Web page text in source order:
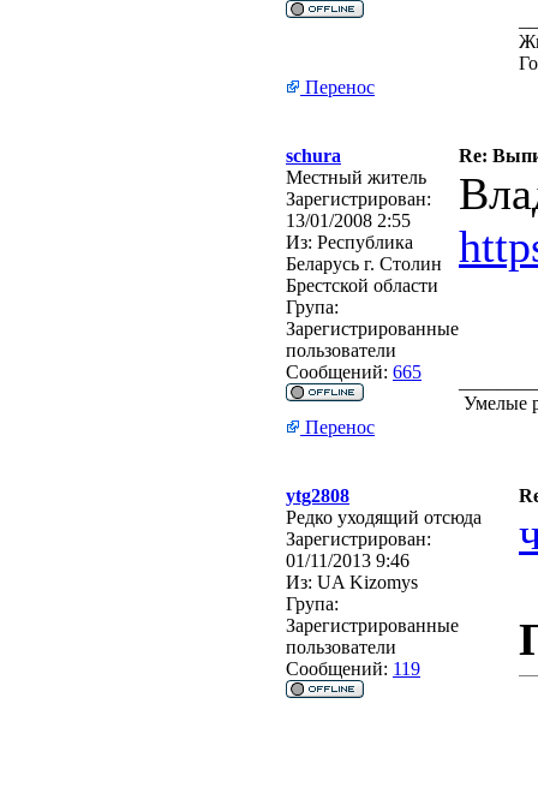
Перенос
schura
Re:
Местный житель
Зарегистрирован:
13/01/2008 2:55
Из: Республика
Беларусь г. Столин
Брестской области
Група:
Зарегистрированные
пользователи
Сообщений: 665
Умелые
Перенос
ytg2808
Редко уходящий отсюда
Зарегистрирован:
01/11/2013 9:46
Из: UA Kizomys
Група:
Зарегистрированные
пользователи
Сообщений: 119